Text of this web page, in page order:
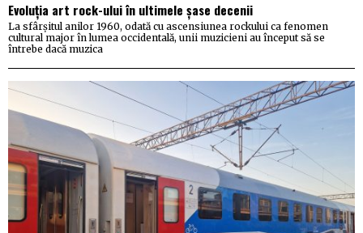
Evoluția art rock-ului în ultimele șase decenii
La sfârșitul anilor 1960, odată cu ascensiunea rockului ca fenomen
cultural major în lumea occidentală, unii muzicieni au început să se
întrebe dacă muzica